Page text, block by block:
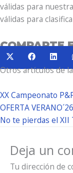
válidas para
válidas para
COMPARTE
Compartir
en
(Twitter)
en
Facebook
en
Otros artículos de
XX Campeonato
OFERTA
No te pierdas el XII
Deja un
Tu dirección de